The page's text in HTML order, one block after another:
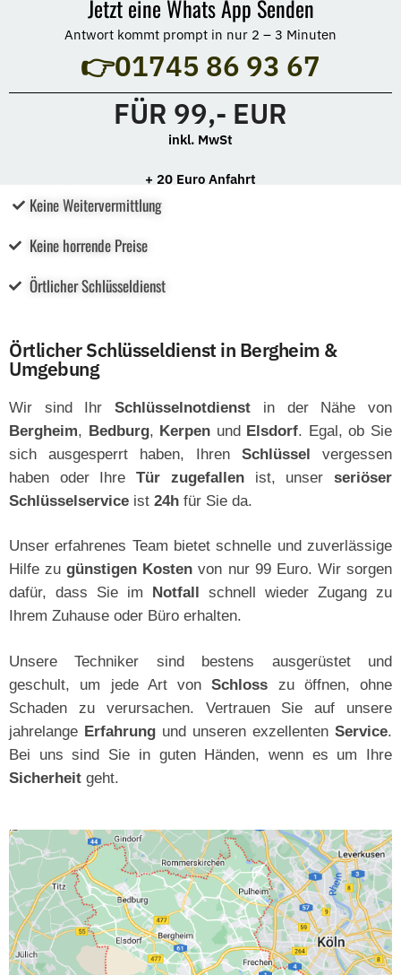
Jetzt eine Whats App Senden
Antwort kommt prompt in nur 2 – 3 Minuten
👉01745 86 93 67
FÜR 99,- EUR
inkl. MwSt
+ 20 Euro Anfahrt
Keine Weitervermittlung
Keine horrende Preise
Örtlicher Schlüsseldienst
Örtlicher Schlüsseldienst in Bergheim &
Umgebung
Wir sind IhrSchlüsselnotdienst in der Nähe von
Bergheim, Bedburg, Kerpen und Elsdorf. Egal, ob Sie
sich ausgesperrt haben, Ihren Schlüssel
vergessen
haben oder IhreTür zugefallenist, unserseriöser
Schlüsselservice ist 24h für Sie da.
Unser erfahrenes Team bietet schnelle und zuverlässige
Hilfe zugünstigen Kosten von nur 99 Euro. Wir sorgen
dafür, dass Sie im
Notfall
schnell wieder Zugang zu
Ihrem Zuhause oder Büro erhalten.
Unsere Techniker sind bestens ausgerüstet und
geschult, um jede Art vonSchloss zu öffnen, ohne
Schaden zu verursachen. Vertrauen Sie auf unsere
jahrelange Erfahrung und unseren exzellenten Service.
Bei uns sind Sie in guten Händen, wenn es um Ihre
Sicherheit geht.